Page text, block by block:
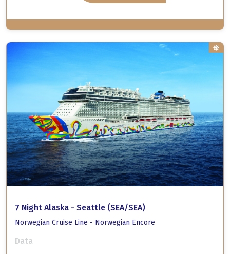
7 Night Alaska - Seattle (SEA/SEA)
Norwegian Cruise Line - Norwegian Encore
Data